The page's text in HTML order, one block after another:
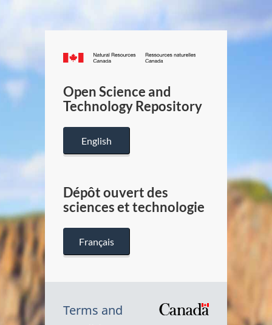
Canada.ca
/
Canada
Open Science and
Technology Repository
English
Dépôt ouvert des
sciences et technologie
Français
Terms and